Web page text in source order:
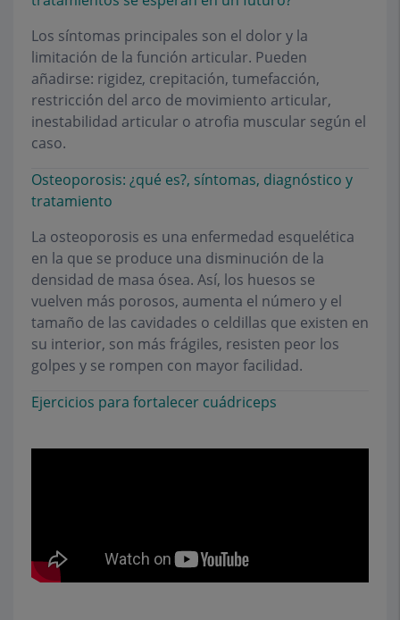
Los síntomas principales son el dolor y la
limitación de la función articular. Pueden
añadirse: rigidez, crepitación, tumefacción,
restricción del arco de movimiento articular,
inestabilidad articular o atrofia muscular según el
caso.
Osteoporosis: ¿qué es?, síntomas, diagnóstico y
tratamiento
La osteoporosis es una enfermedad esquelética
en la que se produce una disminución de la
densidad de masa ósea. Así, los huesos se
vuelven más porosos, aumenta el número y el
tamaño de las cavidades o celdillas que existen en
su interior, son más frágiles, resisten peor los
golpes y se rompen con mayor facilidad.
Ejercicios para fortalecer cuádriceps